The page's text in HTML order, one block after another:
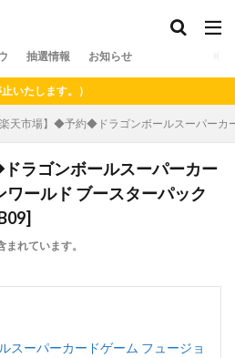
抽選情報 お知らせ
ます。）
楽天市場】◆予約◆ドラゴンボールスーパーカ
ラゴンボールスーパーカー
ワールド ブースターパック
れています。
ーパーカードゲーム フュージョ